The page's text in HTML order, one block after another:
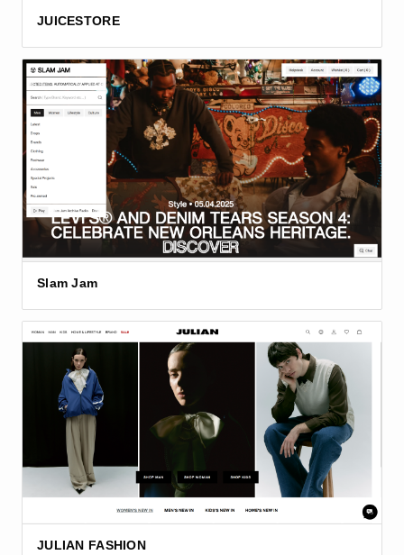
JUICESTORE
Slam Jam
JULIAN FASHION